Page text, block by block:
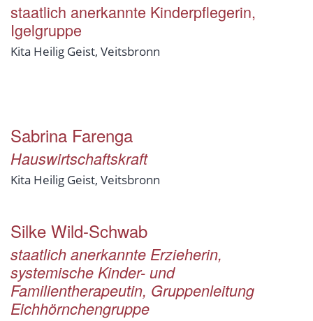
staatlich anerkannte Kinderpflegerin,
Igelgruppe
Kita Heilig Geist, Veitsbronn
Sabrina Farenga
Hauswirtschaftskraft
Kita Heilig Geist, Veitsbronn
Silke Wild-Schwab
staatlich anerkannte Erzieherin,
systemische Kinder- und
Familientherapeutin, Gruppenleitung
Eichhörnchengruppe